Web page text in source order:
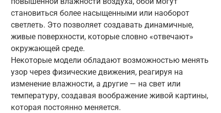
становиться более насыщенными или наоборот
светлеть. Это позволяет создавать динамичные,
живые поверхности, которые словно «отвечают»
окружающей среде.
Некоторые модели обладают возможностью менять
узор через физические движения, реагируя на
изменение влажности, а другие — на свет или
температуру, создавая воображение живой картины,
которая постоянно меняется.